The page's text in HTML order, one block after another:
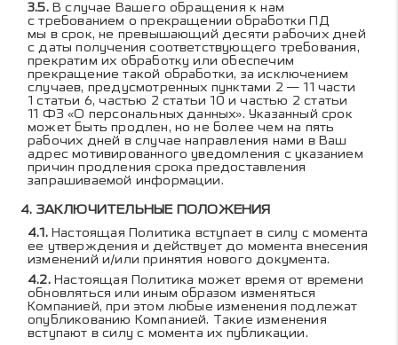
В случае Вашего обращения к нам
с требованием о прекращении обработки ПД
мы в срок, не превышающий десяти рабочих дней
с даты получения соответствующего требования,
прекратим их обработку или обеспечим
прекращение такой обработки, за исключением
случаев, предусмотренных пунктами 2 — 11 части
1 статьи 6, частью 2 статьи 10 и частью 2 статьи
11 ФЗ «О персональных данных». Указанный срок
может быть продлен, но не более чем на пять
рабочих дней в случае направления нами в Ваш
адрес мотивированного уведомления с указанием
причин продления срока предоставления
запрашиваемой информации.
ЗАКЛЮЧИТЕЛЬНЫЕ ПОЛОЖЕНИЯ
Настоящая Политика вступает в силу с момента
ее утверждения и действует до момента внесения
изменений и/или принятия нового документа.
Настоящая Политика может время от времени
обновляться или иным образом изменяться
Компанией, при этом любые изменения подлежат
опубликованию Компанией. Такие изменения
вступают в силу с момента их публикации.